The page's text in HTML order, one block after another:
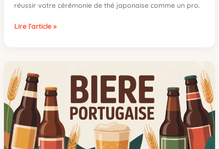
réussir votre cérémonie de thé japonaise comme un pro.
Kit
d’achat
et
utilisation
pour
débutants
Lire l’article »